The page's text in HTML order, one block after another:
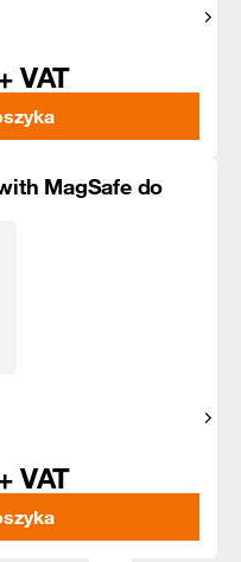
VAT
MagSafe do
VAT